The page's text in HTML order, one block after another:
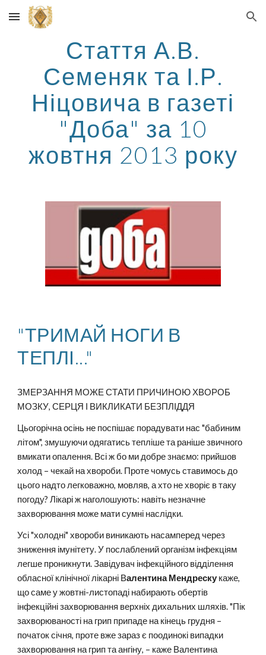
Skip to main content Skip to navigation
Стаття А.В.
Семеняк та І.Р.
Ніцовича в газеті
"Доба" за 10
жовтня 2013 року
"ТРИМАЙ НОГИ В
ТЕПЛІ..."
ЗМЕРЗАННЯ МОЖЕ СТАТИ ПРИЧИНОЮ ХВОРОБ
МОЗКУ, СЕРЦЯ І ВИКЛИКАТИ БЕЗПЛІДДЯ
Цьогорічна осінь не поспішає порадувати нас "бабиним
літом", змушуючи одягатись тепліше та раніше звичного
вмикати опалення. Всі ж бо ми добре знаємо: прийшов
холод – чекай на хвороби. Проте чомусь ставимось до
цього надто легковажно, мовляв, а хто не хворіє в таку
погоду? Лікарі ж наголошують: навіть незначне
захворювання може мати сумні наслідки.
Усі "холодні" хвороби виникають насамперед через
зниження імунітету. У послаблений організм інфекціям
легше проникнути. Завідувач інфекційного відділення
обласної клінічної лікарні Валентина Мендреску каже,
що саме у жовтні-листопаді набирають обертів
інфекційні захворювання верхніх дихальних шляхів. "Пік
захворюваності на грип припаде на кінець грудня –
початок січня, проте вже зараз є поодинокі випадки
захворювання на грип та ангіну, – каже Валентина